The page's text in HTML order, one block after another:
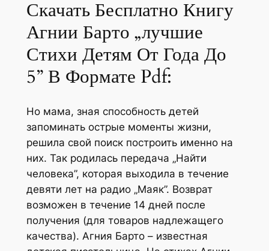
Скачать Бесплатно Книгу
Агнии Барто „лучшие
Стихи Детям От Года До
5” В Формате Pdf:
Но мама, зная способность детей
запоминать острые моменты жизни,
решила свой поиск построить именно на
них. Так родилась передача „Найти
человека”, которая выходила в течение
девяти лет на радио „Маяк”. Возврат
возможен в течение 14 дней после
получения (для товаров надлежащего
качества). Агния Барто – известная